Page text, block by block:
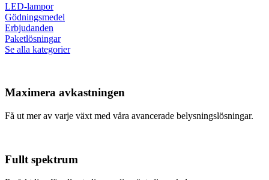
LED-lampor
Gödningsmedel
Erbjudanden
Paketlösningar
Se alla kategorier
Maximera avkastningen
Få ut mer av varje växt med våra avancerade belysningslösningar.
Fullt spektrum